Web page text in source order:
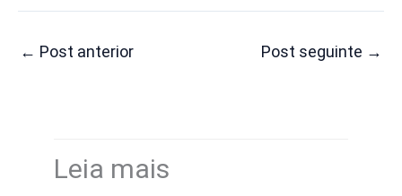
← Post anterior Post seguinte →
Leia mais